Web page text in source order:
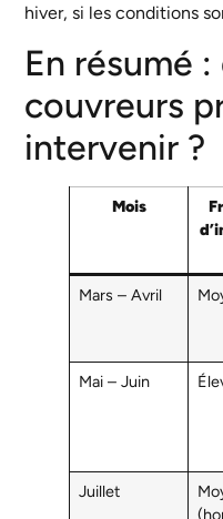
hiver, si les conditions
En résumé
couvreurs
intervenir ?
Mois
Mars – Avril
Mai – Juin
Juillet